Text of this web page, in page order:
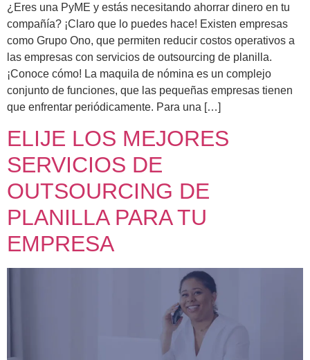
¿Eres una PyME y estás necesitando ahorrar dinero en tu
compañía? ¡Claro que lo puedes hace! Existen empresas
como Grupo Ono, que permiten reducir costos operativos a
las empresas con servicios de outsourcing de planilla.
¡Conoce cómo! La maquila de nómina es un complejo
conjunto de funciones, que las pequeñas empresas tienen
que enfrentar periódicamente. Para una […]
ELIJE LOS MEJORES
SERVICIOS DE
OUTSOURCING DE
PLANILLA PARA TU
EMPRESA